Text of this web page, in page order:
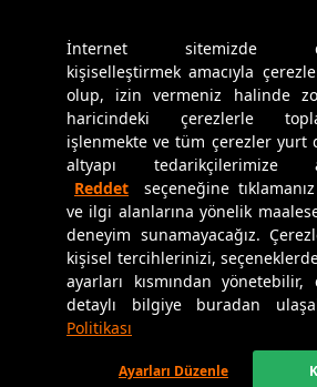
İnternet sitemizde
kişiselleştirmek amacıyla
olup, izin vermeniz halinde
haricindeki çerezlerle
işlenmekte ve tüm çerezler yurt
altyapı tedarikçilerimize
Reddet
seçeneğine
ve ilgi alanlarına yönelik
deneyim sunamayacağız.
kişisel tercihlerinizi,
ayarları kısmından
detaylı bilgiye buradan
Politikası
Ayarları Düzenle
Sosyal Medya
Uygulamamızı İndirin
Copyright © 2024 Tommylife.com.tr
alt yapısı ile